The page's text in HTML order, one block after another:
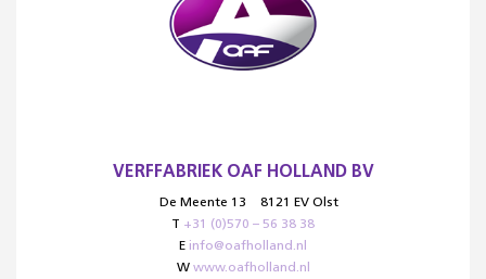
VERFFABRIEK OAF HOLLAND BV
De Meente 13
8121 EV Olst
T +31 (0)570 – 56 38 38
E info@oafholland.nl
W www.oafholland.nl